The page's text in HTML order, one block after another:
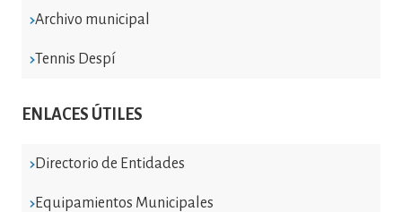
Archivo municipal
Tennis Despí
ENLACES ÚTILES
Directorio de Entidades
Equipamientos Municipales